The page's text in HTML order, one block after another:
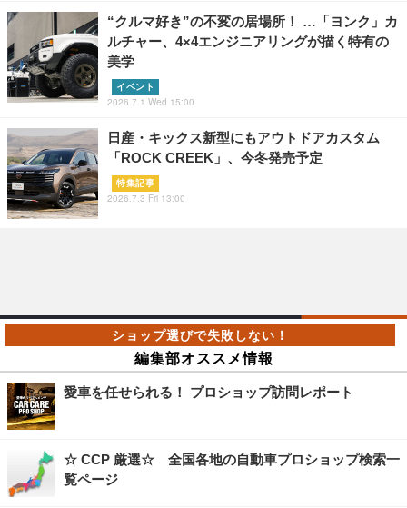
“クルマ好き”の不変の居場所！ …「ヨンク」カ
ルチャー、4×4エンジニアリングが描く特有の
美学
イベント
2026.7.1 Wed 15:00
日産・キックス新型にもアウトドアカスタム
「ROCK CREEK」、今冬発売予定
特集記事
2026.7.3 Fri 13:00
編集部オススメ情報
愛車を任せられる！ プロショップ訪問レポート
☆ CCP 厳選☆ 全国各地の自動車プロショップ検索一
覧ページ